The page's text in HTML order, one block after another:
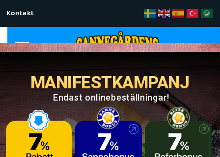
Kontakt
0
MANIFESTKAMPANJ
Endast onlinebeställningar!